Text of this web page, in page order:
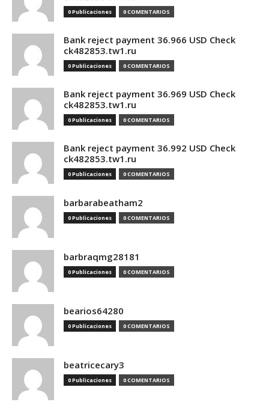
0 Publicaciones 0 COMENTARIOS
Bank reject payment 36.966 USD Check
ck482853.tw1.ru
0 Publicaciones 0 COMENTARIOS
Bank reject payment 36.969 USD Check
ck482853.tw1.ru
0 Publicaciones 0 COMENTARIOS
Bank reject payment 36.992 USD Check
ck482853.tw1.ru
0 Publicaciones 0 COMENTARIOS
barbarabeatham2
0 Publicaciones 0 COMENTARIOS
barbraqmg28181
0 Publicaciones 0 COMENTARIOS
bearios64280
0 Publicaciones 0 COMENTARIOS
beatricecary3
0 Publicaciones 0 COMENTARIOS